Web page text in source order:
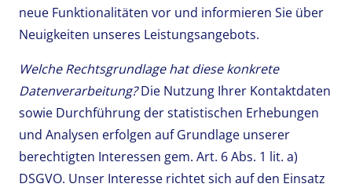
neue Funktionalitäten vor und informieren Sie über
Neuigkeiten unseres Leistungsangebots.
Welche Rechtsgrundlage hat diese konkrete
Datenverarbeitung?Die Nutzung Ihrer Kontaktdaten
sowie Durchführung der statistischen Erhebungen
und Analysen erfolgen auf Grundlage unserer
berechtigten Interessen gem. Art. 6 Abs. 1 lit. a)
DSGVO. Unser Interesse richtet sich auf den Einsatz